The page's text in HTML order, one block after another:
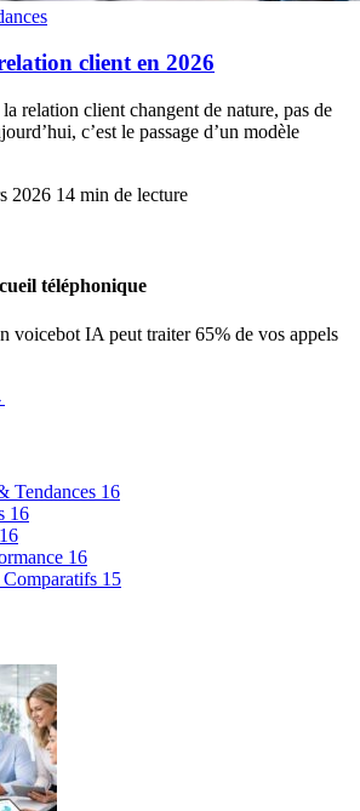
client en 2026
relation client changent de nature, pas de
c’est le passage d’un modèle
2026 14 min de lecture
téléphonique
voicebot IA peut traiter 65% de vos appels
Tendances 16
16
16
16
15